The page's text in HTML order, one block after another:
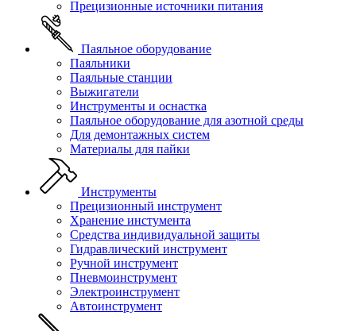
Прецизионные источники питания
Паяльное оборудование
Паяльники
Паяльные станции
Выжигатели
Инструменты и оснастка
Паяльное оборудование для азотной среды
Для демонтажных систем
Материалы для пайки
Инструменты
Прецизионный инструмент
Хранение инстумента
Средства индивидуальной защиты
Гидравлический инструмент
Ручной инструмент
Пневмоинструмент
Электроинструмент
Автоинструмент